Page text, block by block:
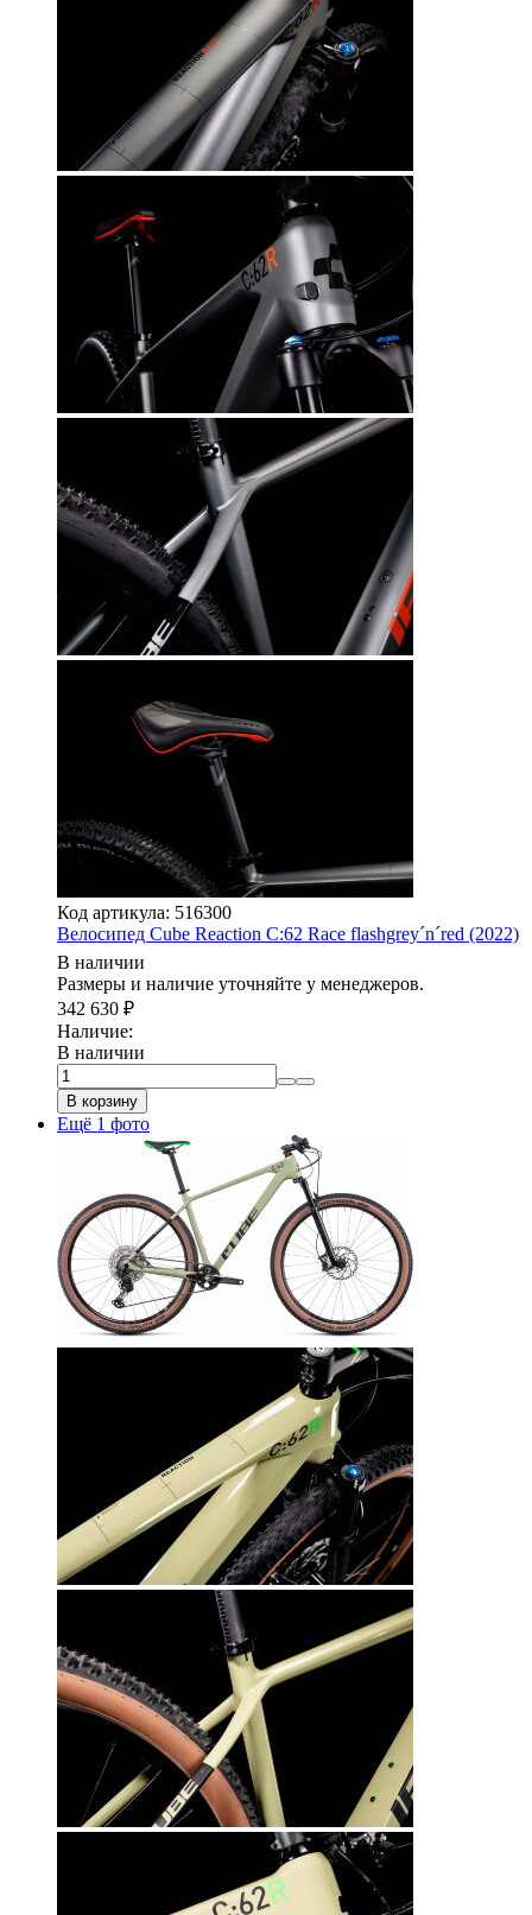
Код артикула: 516300
Велосипед Cube Reaction C:62 Race flashgrey´n´red (2022)
В наличии
Размеры и наличие уточняйте у менеджеров.
342 630 ₽
Наличие:
В наличии
В корзину
Ещё 1 фото